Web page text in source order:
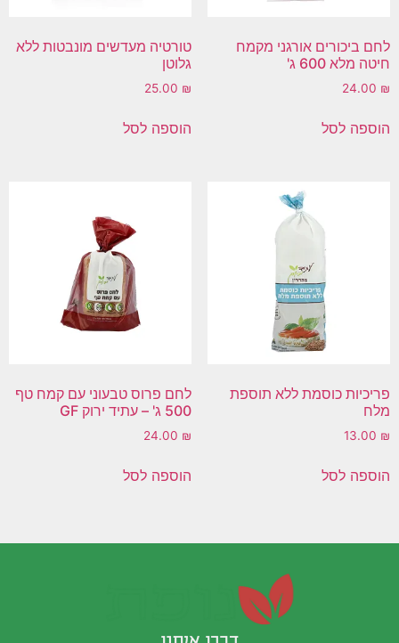
לחם ביכורים אורגני מקמח
חיטה מלא 600 ג'
24.00 ₪
הוספה לסל
טורטיה מעדשים מונבטות ללא
גלוטן
25.00 ₪
הוספה לסל
פריכיות כוסמת ללא תוספת
מלח
13.00 ₪
הוספה לסל
לחם פרוס טבעוני עם קמח טף
500 ג' – עתיד ירוק GF
24.00 ₪
הוספה לסל